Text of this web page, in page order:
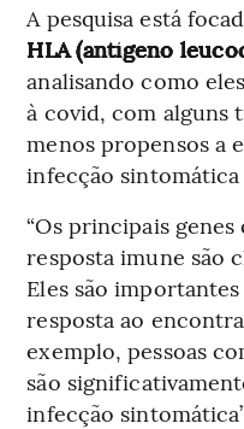
A pesquisa está
HLA (antígeno
analisando como
à covid, com alguns
menos propensos a
infecção
“Os principais
resposta imune são
Eles são
resposta ao
exemplo, pessoas
são
infecção